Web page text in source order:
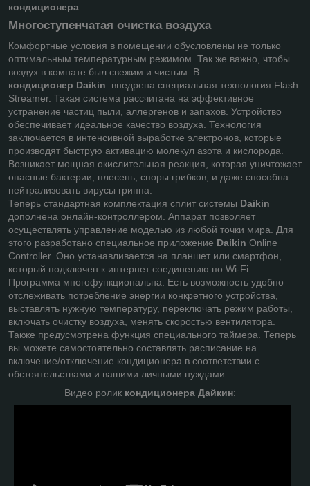
кондиционера
Многоступенчатая очистка воздуха
Комфортные условия в помещении обусловлены не только
оптимальным температурным режимом. Так же важно, чтобы
воздух в комнате был свежим и чистым. В
кондиционер Daikin внедрена специальная технология Flash
Streamer. Такая система рассчитана на эффективное
устранение частиц пыли, аллергенов и запахов. Устройство
обеспечивает идеальное качество воздуха. Технология
заключается в интенсивной выработке электронов, которые
производят быструю активацию молекул азота и кислорода.
Возникает мощная окислительная реакция, которая уничтожает
опасные бактерии, плесень, споры грибков, и даже способна
нейтрализовать вирусы гриппа.
Теперь стандартная комплектация сплит системы Daikin
дополнена онлайн-контроллером. Аппарат позволяет
осуществлять управление моделью из любой точки мира. Для
этого разработано специальное приложение Daikin Online
Controller. Оно устанавливается на планшет или смартфон,
который подключен к интернет соединению по Wi-Fi.
Программа многофункциональна. Есть возможность удобно
отслеживать потребление энергии конкретного устройства,
выставлять нужную температуру, переключать режим работы,
включать очистку воздуха, менять скоростью вентилятора.
Также предусмотрена функция специального таймера. Теперь
вы можете самостоятельно составлять расписание на
включение/отключение кондиционера в соответствии с
обстоятельствами и вашими личными нуждами.
Видео ролик кондиционера Дайкин: